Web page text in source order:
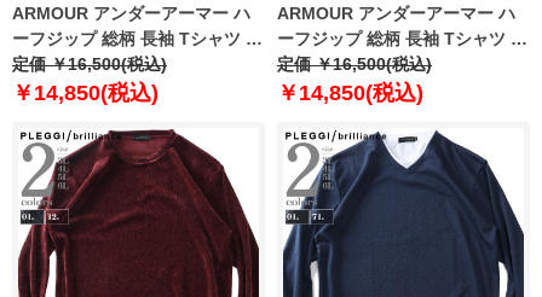
ARMOUR アンダーアーマー ハ
ーフジップ 総柄 長袖 Tシャツ ゴ
ルフウェア USA直輸入
um1212190-190
定価 ￥16,500(税込)
￥14,850(税込)
ARMOUR アンダーアーマー ハ
ーフジップ 総柄 長袖 Tシャツ ゴ
ルフウェア USA直輸入
um1212999-999
定価 ￥16,500(税込)
￥14,850(税込)